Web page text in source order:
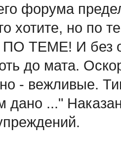
форума
хотите, но по
ТЕМЕ! И без
до мата.
- вежливые.
дано ..."